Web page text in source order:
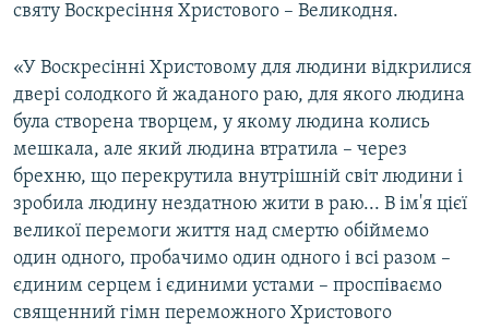
святу Воскресіння Христового – Великодня.
«У Воскресінні Христовому для людини відкрилися
двері солодкого й жаданого раю, для якого людина
була створена творцем, у якому людина колись
мешкала, але який людина втратила – через
брехню, що перекрутила внутрішній світ людини і
зробила людину нездатною жити в раю... В ім'я цієї
великої перемоги життя над смертю обіймемо
один одного, пробачимо один одного і всі разом –
єдиним серцем і єдиними устами – проспіваємо
священний гімн переможного Христового